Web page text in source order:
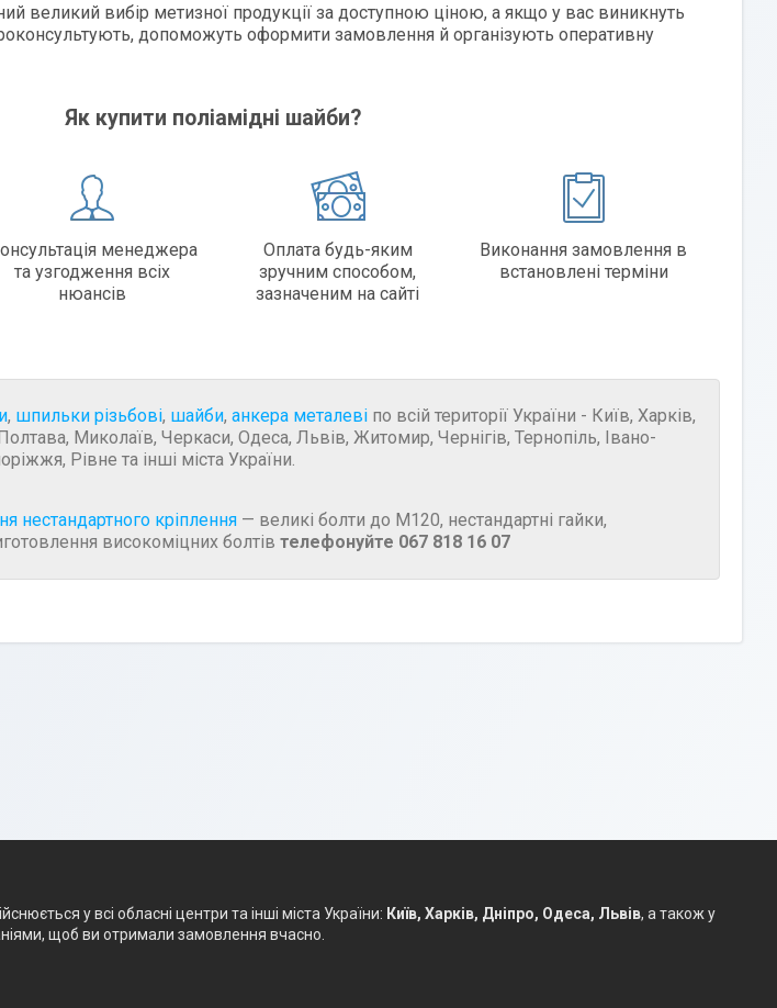
великий вибір метизної продукції за доступною ціною, а якщо у вас виникнуть
допоможуть оформити замовлення й організують оперативну
Як купити поліамідні шайби?
менеджера
та узгодження всіх
нюансів
Оплата будь-яким
зручним способом,
зазначеним на сайті
Виконання замовлення в
встановлені терміни
, шпильки різьбові, шайби, анкера металеві по всій території України - Київ, Харків,
Миколаїв, Черкаси, Одеса, Львів, Житомир, Чернігів, Тернопіль, Івано-
Рівне та інші міста України.
нестандартного кріплення — великі болти до М120, нестандартні гайки,
високоміцних болтів телефонуйте 067 818 16 07
у всі обласні центри та інші міста України: Київ, Харків, Дніпро, Одеса, Львів, а також у
щоб ви отримали замовлення вчасно.